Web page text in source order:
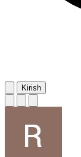
Kirish